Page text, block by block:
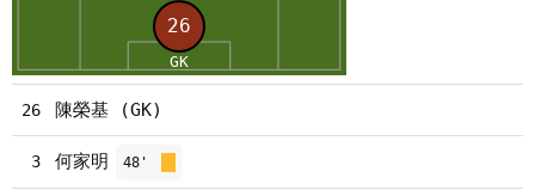
26 陳榮基 (GK)
3 何家明 48'